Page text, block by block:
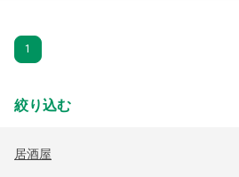
1
絞り込む
居酒屋